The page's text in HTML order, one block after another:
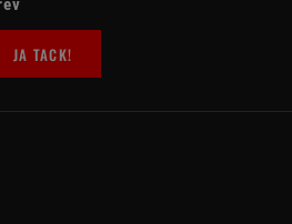
JA TACK!